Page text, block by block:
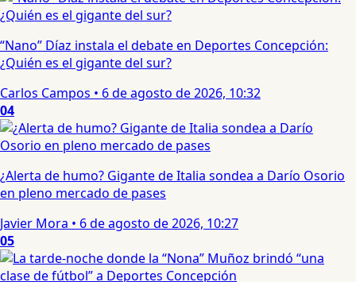
“Nano” Díaz instala el debate en Deportes Concepción:
¿Quién es el gigante del sur?
Carlos Campos • 6 de agosto de 2026, 10:32
04
¿Alerta de humo? Gigante de Italia sondea a Darío Osorio
en pleno mercado de pases
Javier Mora • 6 de agosto de 2026, 10:27
05